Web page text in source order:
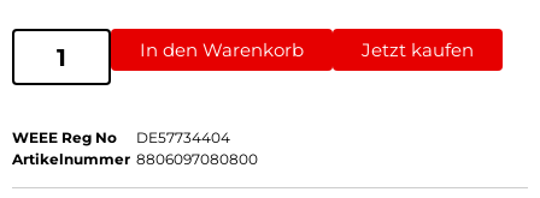
In den Warenkorb Jetzt kaufen
WEEE Reg No
DE57734404
Artikelnummer 8806097080800